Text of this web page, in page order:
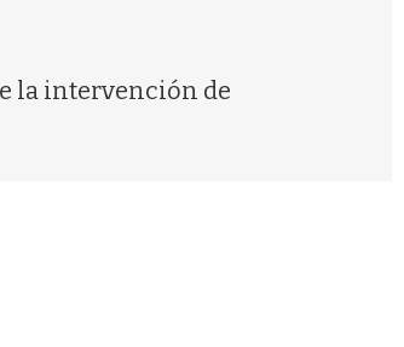
la intervención de